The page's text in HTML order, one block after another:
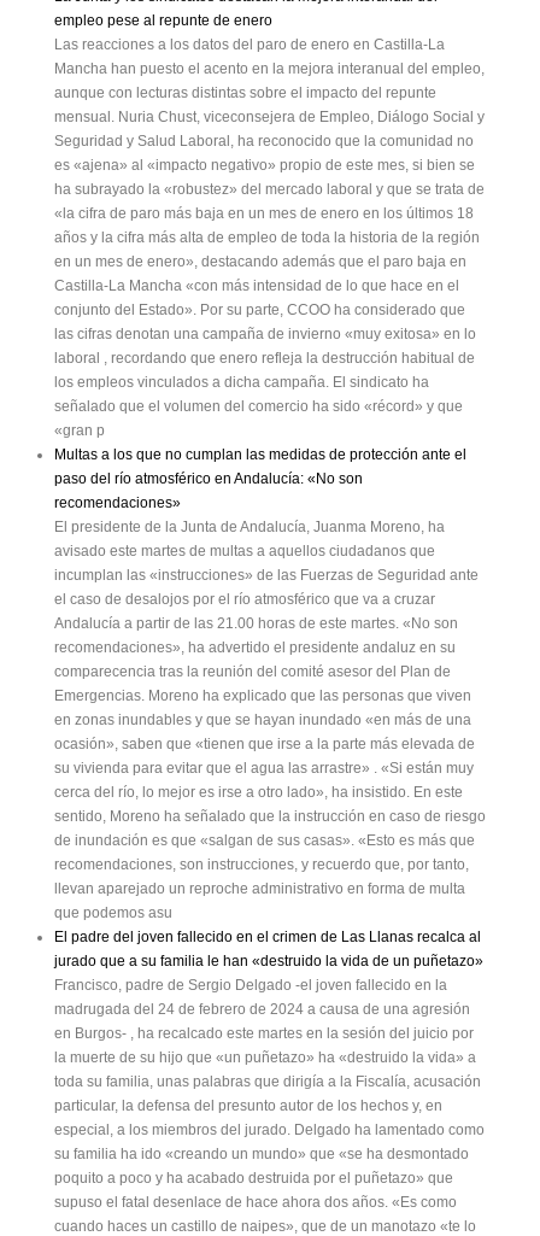
empleo pese al repunte de enero
Las reacciones a los datos del paro de enero en Castilla-La
Mancha han puesto el acento en la mejora interanual del empleo,
aunque con lecturas distintas sobre el impacto del repunte
mensual. Nuria Chust, viceconsejera de Empleo, Diálogo Social y
Seguridad y Salud Laboral, ha reconocido que la comunidad no
es «ajena» al «impacto negativo» propio de este mes, si bien se
ha subrayado la «robustez» del mercado laboral y que se trata de
«la cifra de paro más baja en un mes de enero en los últimos 18
años y la cifra más alta de empleo de toda la historia de la región
en un mes de enero», destacando además que el paro baja en
Castilla-La Mancha «con más intensidad de lo que hace en el
conjunto del Estado». Por su parte, CCOO ha considerado que
las cifras denotan una campaña de invierno «muy exitosa» en lo
laboral , recordando que enero refleja la destrucción habitual de
los empleos vinculados a dicha campaña. El sindicato ha
señalado que el volumen del comercio ha sido «récord» y que
«gran p
Multas a los que no cumplan las medidas de protección ante el
paso del río atmosférico en Andalucía: «No son
recomendaciones»
El presidente de la Junta de Andalucía, Juanma Moreno, ha
avisado este martes de multas a aquellos ciudadanos que
incumplan las «instrucciones» de las Fuerzas de Seguridad ante
el caso de desalojos por el río atmosférico que va a cruzar
Andalucía a partir de las 21.00 horas de este martes. «No son
recomendaciones», ha advertido el presidente andaluz en su
comparecencia tras la reunión del comité asesor del Plan de
Emergencias. Moreno ha explicado que las personas que viven
en zonas inundables y que se hayan inundado «en más de una
ocasión», saben que «tienen que irse a la parte más elevada de
su vivienda para evitar que el agua las arrastre» . «Si están muy
cerca del río, lo mejor es irse a otro lado», ha insistido. En este
sentido, Moreno ha señalado que la instrucción en caso de riesgo
de inundación es que «salgan de sus casas». «Esto es más que
recomendaciones, son instrucciones, y recuerdo que, por tanto,
llevan aparejado un reproche administrativo en forma de multa
que podemos asu
El padre del joven fallecido en el crimen de Las Llanas recalca al
jurado que a su familia le han «destruido la vida de un puñetazo»
Francisco, padre de Sergio Delgado -el joven fallecido en la
madrugada del 24 de febrero de 2024 a causa de una agresión
en Burgos- , ha recalcado este martes en la sesión del juicio por
la muerte de su hijo que «un puñetazo» ha «destruido la vida» a
toda su familia, unas palabras que dirigía a la Fiscalía, acusación
particular, la defensa del presunto autor de los hechos y, en
especial, a los miembros del jurado. Delgado ha lamentado como
su familia ha ido «creando un mundo» que «se ha desmontado
poquito a poco y ha acabado destruida por el puñetazo» que
supuso el fatal desenlace de hace ahora dos años. «Es como
cuando haces un castillo de naipes», que de un manotazo «te lo